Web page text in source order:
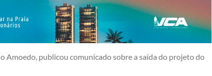
Amoedo, publicou comunicado sobre a saída do projeto do